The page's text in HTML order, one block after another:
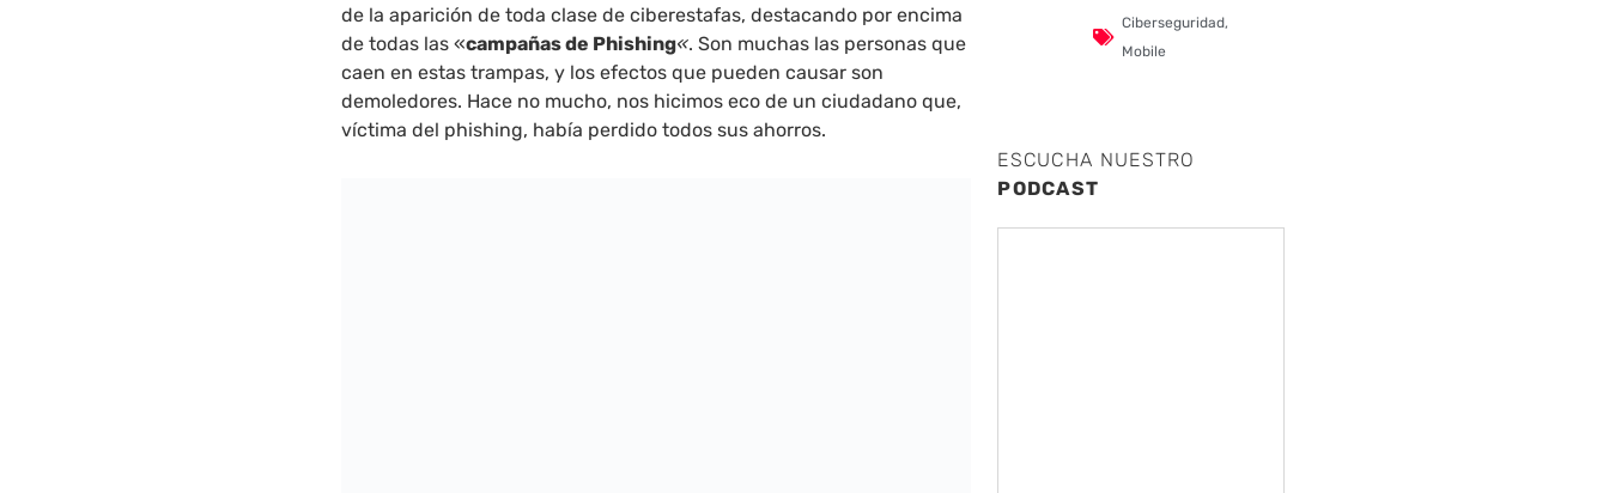
de la aparición de toda clase de ciberestafas, destacando por encima
de todas las «campañasde Phishing«. Son muchas las personas que
caen en estas trampas, y los efectos que pueden causar son
demoledores. Hace no mucho, nos hicimos eco de un ciudadano que,
víctima del phishing, había perdido todos sus ahorros.
Ciberseguridad,
Mobile
ESCUCHA NUESTRO
PODCAST